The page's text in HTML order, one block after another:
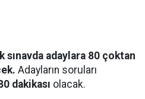
sınavda adaylara 80 çoktan
Adayların soruları
dakikası olacak.